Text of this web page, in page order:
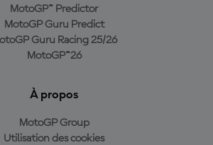
MotoGP™ Predictor
MotoGP Guru Predict
Guru Racing 25/26
MotoGP™26
À propos
MotoGP Group
Utilisation des cookies